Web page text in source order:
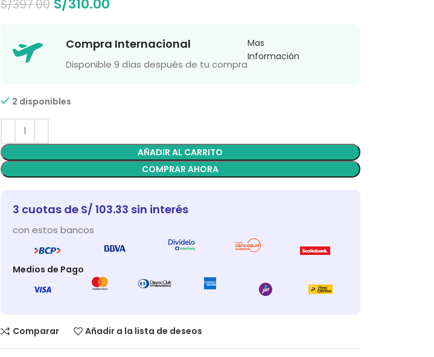
S/397.00 S/310.00
Compra Internacional
Disponible 9 días después de tu compra
Mas
Información
2 disponibles
AÑADIR AL CARRITO
COMPRAR AHORA
3 cuotas de S/ 103.33 sin interés
con estos bancos
Medios de Pago
Comparar Añadir a la lista de deseos